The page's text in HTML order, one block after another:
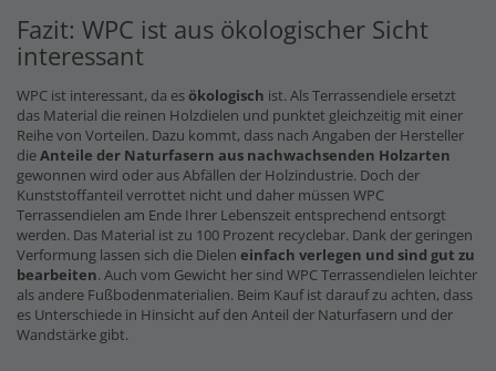
Fazit: WPC ist aus ökologischer Sicht
interessant
WPC ist interessant, da esökologisch ist. Als Terrassendiele ersetzt
das Material die reinen Holzdielen und punktet gleichzeitig mit einer
Reihe von Vorteilen. Dazu kommt, dass nach Angaben der Hersteller
dieAnteile der Naturfasern aus nachwachsenden Holzarten
gewonnen wird oder aus Abfällen der Holzindustrie. Doch der
Kunststoffanteil verrottet nicht und daher müssen WPC
Terrassendielen am Ende Ihrer Lebenszeit entsprechend entsorgt
werden. Das Material ist zu 100 Prozent recyclebar. Dank der geringen
Verformung lassen sich die Dielen einfach verlegen und sind gut zu
bearbeiten. Auch vom Gewicht her sind WPC Terrassendielen leichter
als andere Fußbodenmaterialien. Beim Kauf ist darauf zu achten, dass
es Unterschiede in Hinsicht auf den Anteil der Naturfasern und der
Wandstärke gibt.